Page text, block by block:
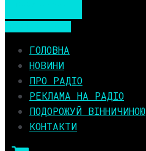
ГОЛОВНА
НОВИНИ
ПРО РАДІО
РЕКЛАМА НА РАДІО
ПОДОРОЖУЙ ВІННИЧИНОЮ
КОНТАКТИ